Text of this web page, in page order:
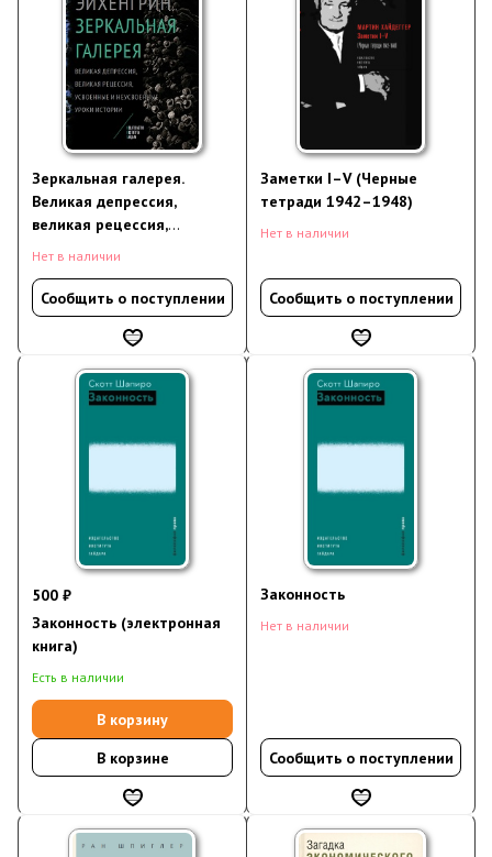
Зеркальная галерея.
Великая депрессия,
великая рецессия,
усвоенные и неусвоенные
Нет в наличии
Сообщить о поступлении
Заметки I–V (Черные
тетради 1942–1948)
Нет в наличии
Сообщить о поступлении
500 ₽
Законность (электронная
книга)
Есть в наличии
В корзину
В корзине
Законность
Нет в наличии
Сообщить о поступлении